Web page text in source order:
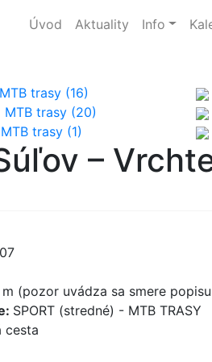
Úvod Aktuality Info
trasy (16)
trasy (20)
trasy (1)
–
(pozor uvádza sa smere
SPORT (stredné) - MTB TRASY
cesta